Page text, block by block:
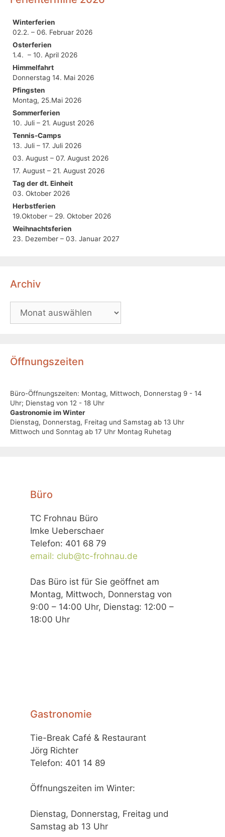
Winterferien
02.2. – 06. Februar 2026
Osterferien
1.4. – 10. April 2026
Himmelfahrt
Donnerstag 14. Mai 2026
Pfingsten
Montag, 25.Mai 2026
Sommerferien
10. Juli – 21. August 2026
Tennis-Camps
13. Juli – 17. Juli 2026
03. August – 07. August 2026
17. August – 21. August 2026
Tag der dt. Einheit
03. Oktober 2026
Herbstferien
19.Oktober – 29. Oktober 2026
Weihnachtsferien
23. Dezember – 03. Januar 2027
Archiv
Öffnungszeiten
Büro-Öffnungszeiten: Montag, Mittwoch, Donnerstag 9 - 14
Uhr; Dienstag von 12 - 18 Uhr
Gastronomie im Winter
Dienstag, Donnerstag, Freitag und Samstag ab 13 Uhr
Mittwoch und Sonntag ab 17 Uhr Montag Ruhetag
Büro
TC Frohnau Büro
Imke Ueberschaer
Telefon: 401 68 79
email: club@tc-frohnau.de
Das Büro ist für Sie geöffnet am
Montag, Mittwoch, Donnerstag von
9:00 – 14:00 Uhr, Dienstag: 12:00 –
18:00 Uhr
Gastronomie
Tie-Break Café & Restaurant
Jörg Richter
Telefon: 401 14 89
Öffnungszeiten im Winter:
Dienstag, Donnerstag, Freitag und
Samstag ab 13 Uhr